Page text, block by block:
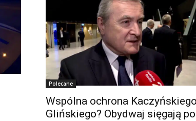
Polecane
Wspólna ochrona
Glińskiego? Obydwaj sięgają po